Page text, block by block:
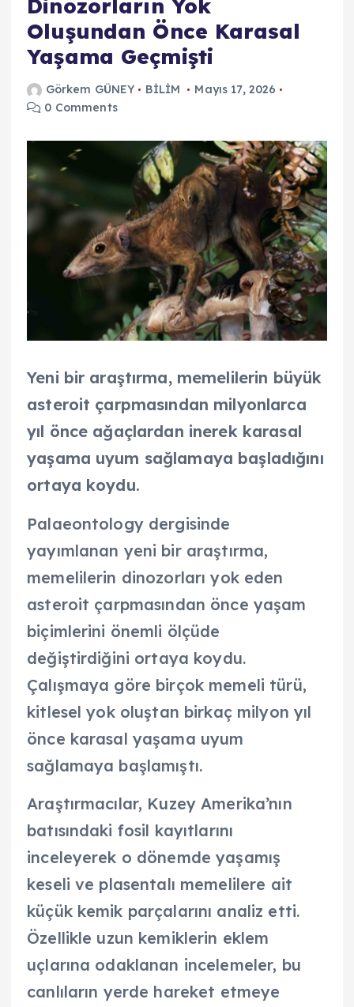
Dinozorların Yok
Oluşundan Önce Karasal
Yaşama Geçmişti
Görkem GÜNEY BİLİM
Mayıs 17, 2026
0 Comments
Yeni bir araştırma, memelilerin büyük
asteroit çarpmasından milyonlarca
yıl önce ağaçlardan inerek karasal
yaşama uyum sağlamaya başladığını
ortaya koydu.
Palaeontology dergisinde
yayımlanan yeni bir araştırma,
memelilerin dinozorları yok eden
asteroit çarpmasından önce yaşam
biçimlerini önemli ölçüde
değiştirdiğini ortaya koydu.
Çalışmaya göre birçok memeli türü,
kitlesel yok oluştan birkaç milyon yıl
önce karasal yaşama uyum
sağlamaya başlamıştı.
Araştırmacılar, Kuzey Amerika’nın
batısındaki fosil kayıtlarını
inceleyerek o dönemde yaşamış
keseli ve plasentalı memelilere ait
küçük kemik parçalarını analiz etti.
Özellikle uzun kemiklerin eklem
uçlarına odaklanan incelemeler, bu
canlıların yerde hareket etmeye